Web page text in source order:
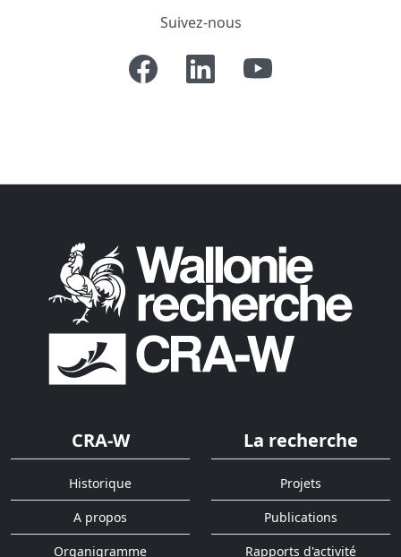
Suivez-nous
CRA-W
Historique
A propos
Organigramme
La recherche
Projets
Publications
Rapports d'activité